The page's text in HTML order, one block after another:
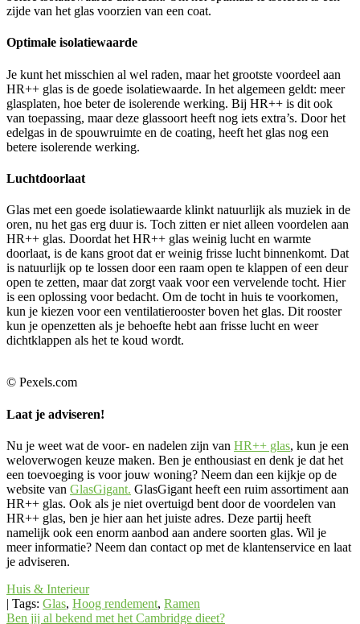
zijde van het glas voorzien van een coat.
Optimale isolatiewaarde
Je kunt het misschien al wel raden, maar het grootste voordeel aan
HR++ glas is de goede isolatiewaarde. In het algemeen geldt: meer
glasplaten, hoe beter de isolerende werking. Bij HR++ is dit ook
van toepassing, maar deze glassoort heeft nog iets extra’s. Door het
edelgas in de spouwruimte en de coating, heeft het glas nog een
betere isolerende werking.
Luchtdoorlaat
Glas met een goede isolatiewaarde klinkt natuurlijk als muziek in de
oren, nu het gas erg duur is. Toch zitten er niet alleen voordelen aan
HR++ glas. Doordat het HR++ glas weinig lucht en warmte
doorlaat, is de kans groot dat er weinig frisse lucht binnenkomt. Dat
is natuurlijk op te lossen door een raam open te klappen of een deur
open te zetten, maar dat zorgt vaak voor een vervelende tocht. Hier
is een oplossing voor bedacht. Om de tocht in huis te voorkomen,
kun je kiezen voor een ventilatierooster boven het glas. Dit rooster
kun je openzetten als je behoefte hebt aan frisse lucht en weer
dichtklappen als het te koud wordt.
© Pexels.com
Laat je adviseren!
Nu je weet wat de voor- en nadelen zijn van HR++ glas, kun je een
weloverwogen keuze maken. Ben je enthousiast en denk je dat het
een toevoeging is voor jouw woning? Neem dan een kijkje op de
website van GlasGigant. GlasGigant heeft een ruim assortiment aan
HR++ glas. Ook als je niet overtuigd bent door de voordelen van
HR++ glas, ben je hier aan het juiste adres. Deze partij heeft
namelijk ook een enorm aanbod aan andere soorten glas. Wil je
meer informatie? Neem dan contact op met de klantenservice en laat
je adviseren.
Huis & Interieur
| Tags: Glas, Hoog rendement, Ramen
Ben jij al bekend met het Cambridge dieet?